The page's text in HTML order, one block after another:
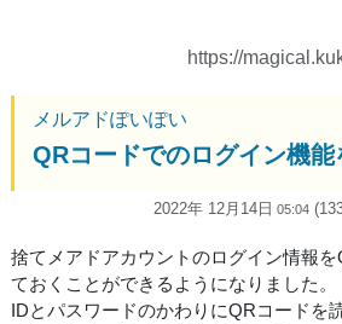
https://
メルアドぽいぽい
QRコードでのログイン機
2022年 12月14日 05:04
捨てメアドアカウントのログイン情報
ておくことができるようになりました。
IDとパスワードのかわりにQRコードを